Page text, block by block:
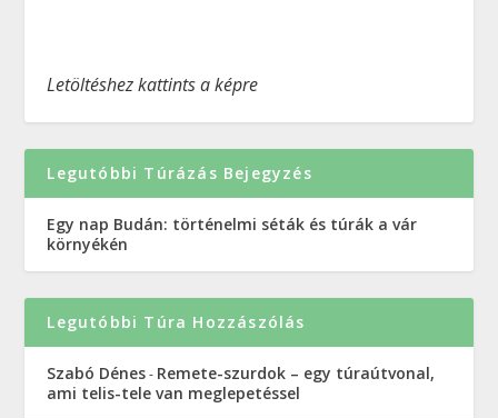
Letöltéshez kattints a képre
Legutóbbi Túrázás Bejegyzés
Egy nap Budán: történelmi séták és túrák a vár
környékén
Legutóbbi Túra Hozzászólás
Szabó Dénes- Remete-szurdok – egy túraútvonal,
ami telis-tele van meglepetéssel